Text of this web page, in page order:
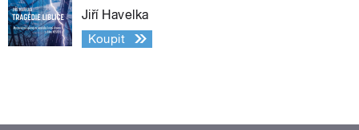
Jiří Havelka
Koupit